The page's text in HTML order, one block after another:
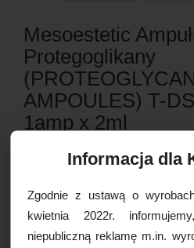
Mesoestetic
Protegoglikany
AMPOULES) T-
1amp x 2ml
Kod produktu: MES-EST-
Producent:
Informacja dla
Zgodnie z ustawą o
kwietnia 2022r.
niepubliczną reklamę m.in.